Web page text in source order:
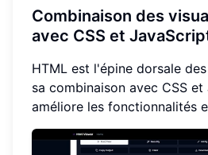
Combinaison des
avec CSS et
HTML est l'épine dorsale
sa combinaison avec CSS
améliore les fonctionnalités